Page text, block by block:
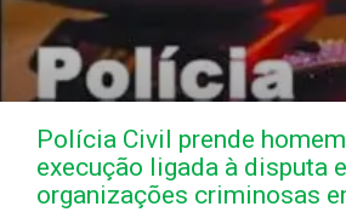
Polícia Civil prende
execução ligada à disputa
organizações criminosas